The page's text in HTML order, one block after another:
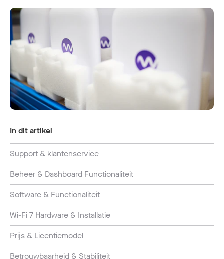
In dit artikel
Support & klantenservice
Beheer & Dashboard Functionaliteit
Software & Functionaliteit
Wi-Fi 7 Hardware & Installatie
Prijs & Licentiemodel
Betrouwbaarheid & Stabiliteit